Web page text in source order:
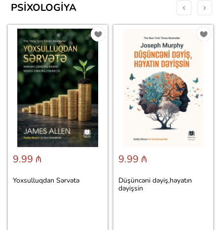
PSIXOLOGIYA
9.99 ₼
Yoxsulluqdan Sərvətə
9.99 ₼
Düşüncəni dəyiş,həyatın
dəyişsin